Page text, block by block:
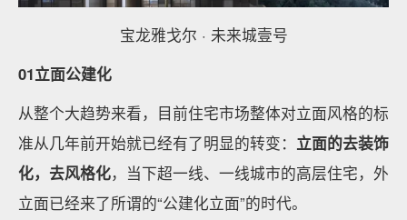
宝龙雅戈尔 · 未来城壹号
01立面公建化
从整个大趋势来看，目前住宅市场整体对立面风格的标
准从几年前开始就已经有了明显的转变： 立面的去装饰
化，去风格化，当下超一线、一线城市的高层住宅，外
立面已经来了所谓的“公建化立面”的时代。